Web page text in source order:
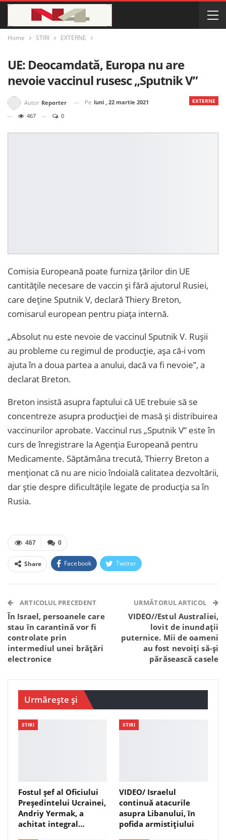
Home STIRI EXTERNE
UE: Deocamdată, Europa nu are
nevoie vaccinul rusesc „Sputnik V”
EXTERNE
Autor Reporter Pe luni , 22 martie 2021
467
0
Comisia Europeană poate furniza țărilor din UE
cantitățile necesare de vaccin și fără ajutorul Rusiei,
care deține Sputnik V, declară Thiery Breton,
comisarul european pentru piața internă.
„Absolut nu este nevoie de vaccinul Sputnik V. Rușii
au probleme cu regimul de producție, așa că-i vom
ajuta în a doua partea a anului, dacă va fi nevoie”, a
declarat Breton.
Breton insistă asupra faptului că UE trebuie să se
concentreze asupra producției de masă și distribuirea
vaccinurilor aprobate. Vaccinul rus „Sputnik V” este în
curs de înregistrare la Agenția Europeană pentru
Medicamente. Săptămâna trecută, Thierry Breton a
menționat că nu are nicio îndoială calitatea dezvoltării,
dar știe despre dificultățile legate de producția sa în
Rusia.
0
467
Share Facebook Twitter
Telegram WhatsApp Viber
ARTICOLUL PRECEDENT
În Israel, persoanele care
stau în carantină vor fi
controlate prin
intermediul unei brățări
electronice
URMĂTORUL ARTICOL
VIDEO//Estul Australiei,
lovit de inundații
puternice. Mii de oameni
au fost nevoiți să-și
părăsească casele
Urmărește și
STIRI
Fostul șef al Oficiului
Președintelui Ucrainei,
Andriy Yermak, a
achitat integral…
STIRI
VIDEO/ Israelul
continuă atacurile
asupra Libanului, în
pofida armistițiului